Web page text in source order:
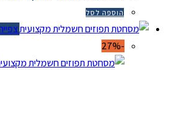
הוספה לסל
צפייה